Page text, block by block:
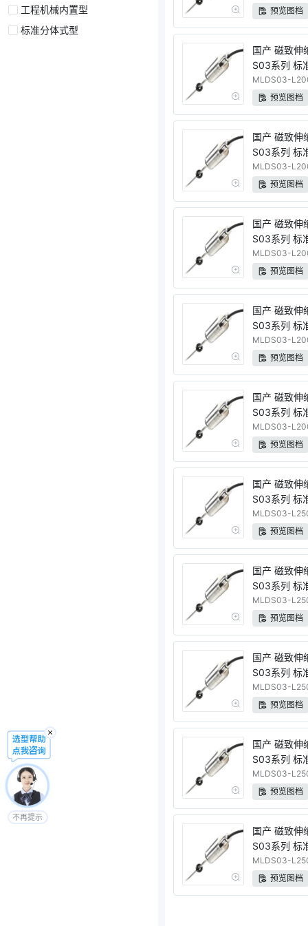
工程机械内置型
标准分体式型
预览图档
国产 磁致伸
S03系列 标
量程 电压输
MLDS03-
预览图档
国产 磁致伸
S03系列 标
量程 电压输
MLDS03-
预览图档
国产 磁致伸
S03系列 标
量程 电流输
MLDS03-
预览图档
国产 磁致伸
S03系列 标
量程 电流输
MLDS03-
预览图档
国产 磁致伸
S03系列 标
量程 RS485
MLDS03-
预览图档
国产 磁致伸
S03系列 标
量程 电压输
MLDS03-
预览图档
国产 磁致伸
S03系列 标
量程 电压输
MLDS03-
预览图档
国产 磁致伸
S03系列 标
量程 电流输
MLDS03-
预览图档
国产 磁致伸
S03系列 标
量程 电流输
MLDS03-
预览图档
国产 磁致伸
S03系列 标
量程 RS485
MLDS03-
预览图档
不再提示